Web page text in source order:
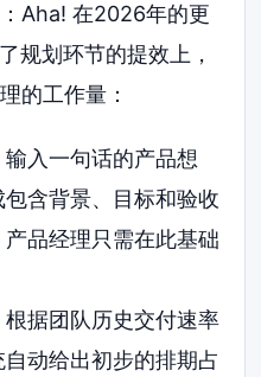
：Aha! 在2026年的更
规划环节的提效上，
的工作量：
输入一句话的产品想
含背景、目标和验收
品经理只需在此基础
根据团队历史交付速率
动给出初步的排期占